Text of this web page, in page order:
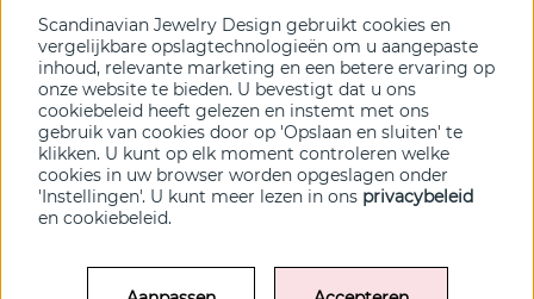
VERZENDEN
Scandinavian Jewelry Design gebruikt cookies en
vergelijkbare opslagtechnologieën om u aangepaste
inhoud, relevante marketing en een betere ervaring op
onze website te bieden. U bevestigt dat u ons
cookiebeleid heeft gelezen en instemt met ons
gebruik van cookies door op 'Opslaan en sluiten' te
klikken. U kunt op elk moment controleren welke
cookies in uw browser worden opgeslagen onder
'Instellingen'. U kunt meer lezen in ons privacybeleid
en cookiebeleid.